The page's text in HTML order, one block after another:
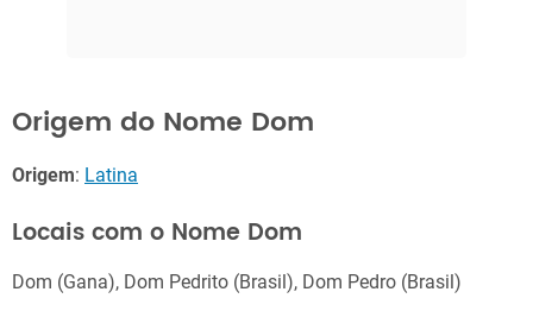
Origem do Nome Dom
Origem: Latina
Locais com o Nome Dom
Dom (Gana), Dom Pedrito (Brasil), Dom Pedro (Brasil)